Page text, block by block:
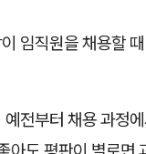
임직원을 채용할
전부터 채용 과정